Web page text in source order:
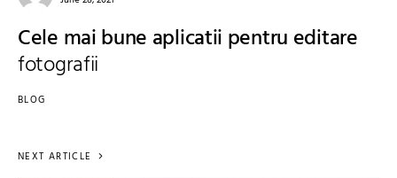
Cele mai bune aplicatii pentru editare
fotografii
BLOG
NEXT ARTICLE